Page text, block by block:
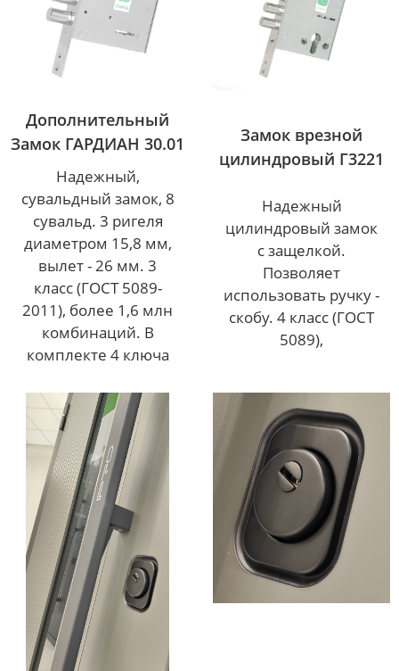
Дополнительный
Замок ГАРДИАН 30.01
Надежный,
сувальдный замок, 8
сувальд. 3 ригеля
диаметром 15,8 мм,
вылет - 26 мм. 3
класс (ГОСТ 5089-
2011), более 1,6 млн
комбинаций. В
комплекте 4 ключа
Замок врезной
цилиндровый Г3221
Надежный
цилиндровый замок
с защелкой.
Позволяет
использовать ручку -
скобу. 4 класс (ГОСТ
5089),